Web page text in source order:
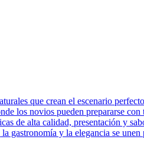
que crean el escenario
los novios pueden prepararse
de alta calidad, presentación y
gastronomía y la elegancia se